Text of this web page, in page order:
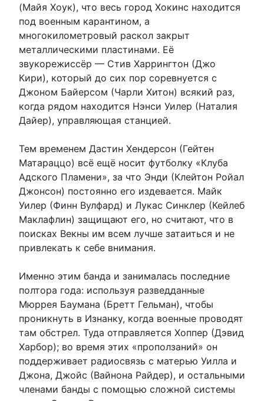
(Майя Хоук), что весь город Хокинс находится
под военным карантином, а
многокилометровый раскол закрыт
металлическими пластинами. Её
звукорежиссёр — Стив Харрингтон (Джо
Кири), который до сих пор соревнуется с
Джоном Байерсом (Чарли Хитон) всякий раз,
когда рядом находится Нэнси Уилер (Наталия
Дайер), управляющая станцией.
Тем временем Дастин Хендерсон (Гейтен
Матараццо) всё ещё носит футболку «Клуба
Адского Пламени», за что Энди (Клейтон Ройал
Джонсон) постоянно его издевается. Майк
Уилер (Финн Вулфард) и Лукас Синклер (Кейлеб
Маклафлин) защищают его, но считают, что в
поисках Векны им всем лучше затаиться и не
привлекать к себе внимания.
Именно этим банда и занималась последние
полтора года: используя разведданные
Мюррея Баумана (Бретт Гельман), чтобы
проникнуть в Изнанку, когда военные проводят
там обстрел. Туда отправляется Хоппер (Дэвид
Харбор); во время этих «проползаний» он
поддерживает радиосвязь с матерью Уилла и
Джона, Джойс (Вайнона Райдер), и остальными
членами банды с помощью сложной системы